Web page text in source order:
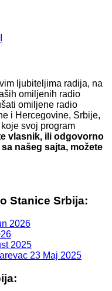
ljubiteljima radija, na
omiljenih radio
omiljene radio
i Hercegovine, Srbije,
svoj program
vlasnik, ili odgovorno
našeg sajta, možete
Stanice Srbija:
2026
2025
23 Maj 2025